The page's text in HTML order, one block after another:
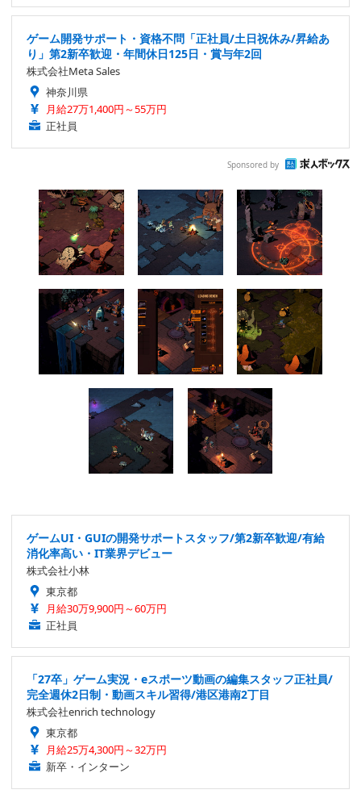
ゲーム開発サポート・資格不問「正社員/土日祝休み/昇給あ
り」第2新卒歓迎・年間休日125日・賞与年2回
株式会社Meta Sales
神奈川県
月給27万1,400円～55万円
正社員
Sponsored by
ゲームUI・GUIの開発サポートスタッフ/第2新卒歓迎/有給
消化率高い・IT業界デビュー
株式会社小林
東京都
月給30万9,900円～60万円
正社員
「27卒」ゲーム実況・eスポーツ動画の編集スタッフ正社員/
完全週休2日制・動画スキル習得/港区港南2丁目
株式会社enrich technology
東京都
月給25万4,300円～32万円
新卒・インターン